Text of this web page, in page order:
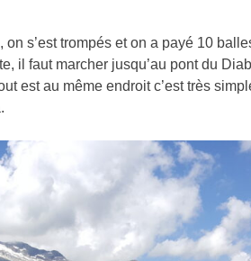
s’est trompés et on a payé 10
il faut marcher jusqu’au pont du
est au même endroit c’est très